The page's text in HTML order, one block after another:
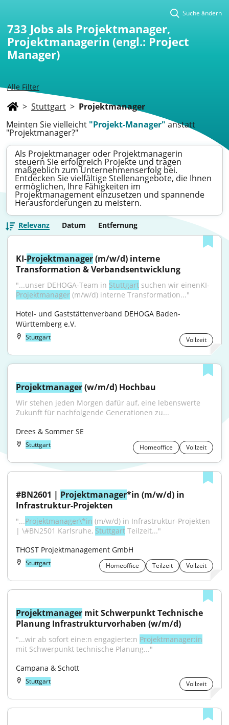
Alle Filter
Suche ändern
733 Jobs als Projektmanager,
Projektmanagerin (engl.: Project
Manager)
> Stuttgart > Projektmanager
Meinten Sie vielleicht "Projekt-Manager" anstatt
"Projektmanager?"
Als Projektmanager oder Projektmanagerin
steuern Sie erfolgreich Projekte und tragen
maßgeblich zum Unternehmenserfolg bei.
Entdecken Sie vielfältige Stellenangebote, die Ihnen
ermöglichen, Ihre Fähigkeiten im
Projektmanagement einzusetzen und spannende
Herausforderungen zu meistern.
Relevanz Datum Entfernung
KI-Projektmanager (m/w/d) interne
Transformation & Verbandsentwicklung
"...unser DEHOGA-Team in Stuttgart suchen wir einenKI-
Projektmanager (m⁠/⁠w⁠/⁠d) interne Transformation..."
Hotel- und Gaststättenverband DEHOGA Baden-
Württemberg e.V.
Stuttgart Vollzeit
Projektmanager (w/m/d) Hochbau
Wir stehen jeden Morgen dafür auf, eine lebenswerte
Zukunft für nachfolgende Generationen zu...
Drees & Sommer SE
Stuttgart Homeoffice Vollzeit
#BN2601 | Projektmanager*in (m/w/d) in
Infrastruktur-Projekten
"...Projektmanager\*in (m/w/d) in Infrastruktur-Projekten
| \#BN2501 Karlsruhe, Stuttgart Teilzeit..."
THOST Projektmanagement GmbH
Stuttgart Homeoffice Teilzeit Vollzeit
Projektmanager mit Schwerpunkt Technische
Planung Infrastrukturvorhaben (w/m/d)
"...wir ab sofort eine:n engagierte:n Projektmanager:in
mit Schwerpunkt technische Planung..."
Campana & Schott
Stuttgart Vollzeit